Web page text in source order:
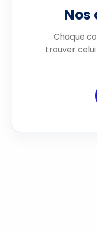
Chaque
trouver